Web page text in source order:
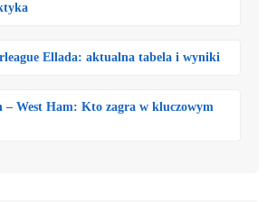
Ellada: aktualna tabela i wyniki
– West Ham: Kto zagra w kluczowym